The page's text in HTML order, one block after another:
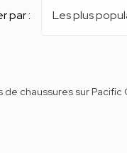
par : Les plus
chaussures sur Pacific